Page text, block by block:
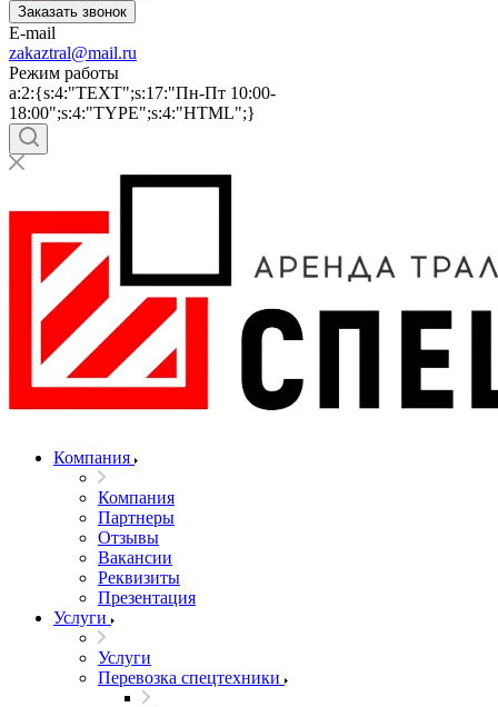
Заказать звонок
E-mail
zakaztral@mail.ru
Режим работы
a:2:{s:4:"TEXT";s:17:"Пн-Пт 10:00-
18:00";s:4:"TYPE";s:4:"HTML";}
Компания
Компания
Партнеры
Отзывы
Вакансии
Реквизиты
Презентация
Услуги
Услуги
Перевозка спецтехники